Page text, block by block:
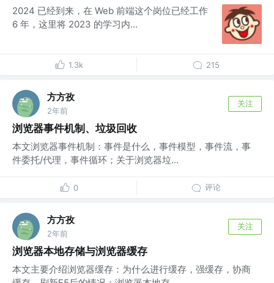
2024 已经到来，在 Web 前端这个岗位已经工作
6 年，这里将 2023 的学习内...
1.3k 215
方方孜
2年前
关注
浏览器事件机制、垃圾回收
本文浏览器事件机制：事件是什么，事件模型，事件流，事
件委托/代理，事件循环；关于浏览器垃...
0 评论
方方孜
2年前
关注
浏览器本地存储与浏览器缓存
本文主要介绍浏览器缓存：为什么进行缓存，强缓存，协商